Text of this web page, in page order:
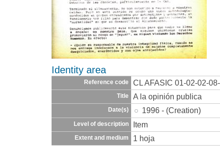
Identity area
Reference code CL AFASIC 01-02-02-
Title A la opinión publica
Date(s) 1996 - (Creation)
Level of description Item
Extent and medium 1 hoja